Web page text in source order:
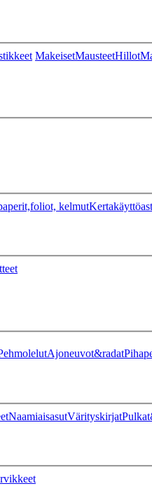
MakeisetMausteetHillot
kelmut
Ajoneuvot&radat
NaamiaisasutVärityskirjat